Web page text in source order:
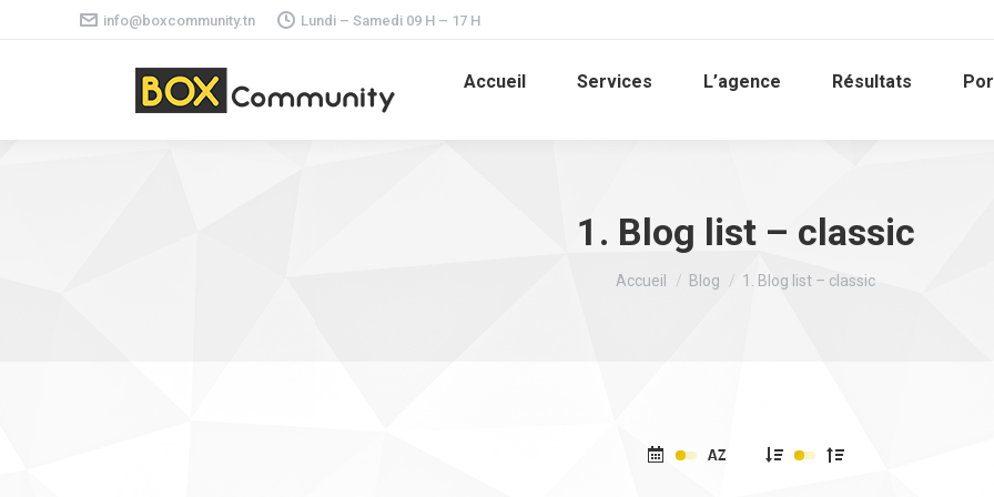
info@boxcommunity.tn Lundi – Samedi 09 H – 17 H
Accueil Services L’agence Résultats
1. Blog list – classic
Vous êtes ici :
Accueil Blog 1. Blog list – classic